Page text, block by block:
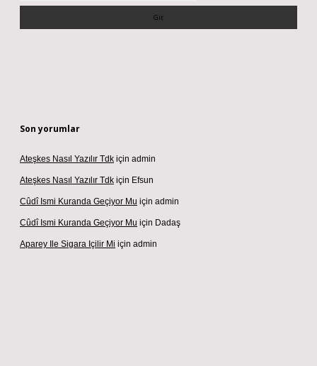
Son yorumlar
Ateşkes Nasıl Yazılır Tdk için admin
Ateşkes Nasıl Yazılır Tdk için Efsun
Cûdî Ismi Kuranda Geçiyor Mu için admin
Cûdî Ismi Kuranda Geçiyor Mu için Dadaş
Aparey Ile Sigara Içilir Mi için admin